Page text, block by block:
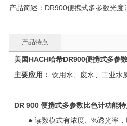
产品简述：DR900便携式多参数光度
产品特点
美国HACH哈希DR900便携式多参
主要应用： 饮用水、废水、工业水
DR 900 便携式多参数比色计功能特
● 读数模式有浓度、%透光率，